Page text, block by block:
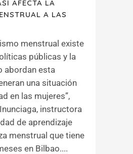
AFECTA LA
A LAS
menstrual existe
públicas y la
abordan esta
una situación
en las mujeres”,
instructora
de aprendizaje
menstrual que tiene
en Bilbao....